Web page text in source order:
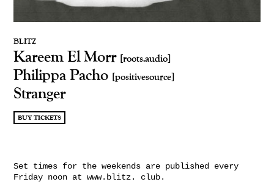
BLITZ
Kareem El Morr [roots.audio]
Philippa Pacho [positivesource]
Stranger
BUY TICKETS
Set times for the weekends are published every
Friday noon at www.blitz. club.